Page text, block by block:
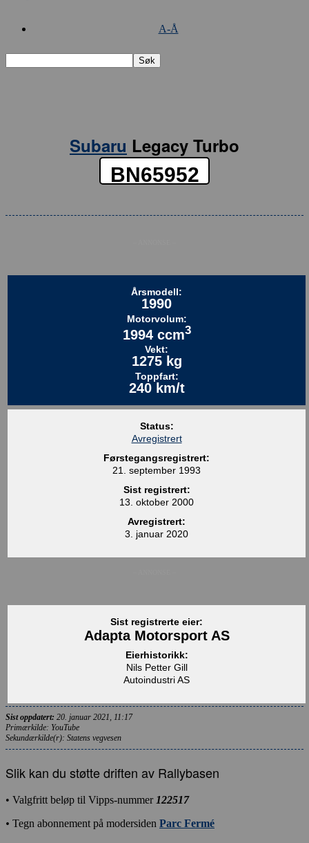
A-Å
Subaru Legacy Turbo
BN65952
Årsmodell:
1990
Motorvolum:
1994 ccm3
Vekt:
1275 kg
Toppfart:
240 km/t
Status:
Avregistrert
Førstegangsregistrert:
21. september 1993
Sist registrert:
13. oktober 2000
Avregistrert:
3. januar 2020
Sist registrerte eier:
Adapta Motorsport AS
Eierhistorikk:
Nils Petter Gill
Autoindustri AS
Sist oppdatert: 20. januar 2021, 11:17
Primærkilde: YouTube
Sekundærkilde(r): Statens vegvesen
Slik kan du støtte driften av Rallybasen
• Valgfritt beløp til Vipps-nummer122517
• Tegn abonnement på modersiden Parc Fermé